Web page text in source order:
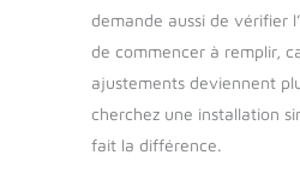
demande aussi de vérifier
de commencer à remplir,
ajustements deviennent
cherchez une installation
fait la différence.